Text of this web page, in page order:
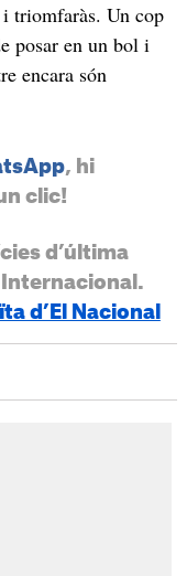
i triomfaràs. Un cop
posar en un bol i
encara són
, hi
clic!
d’última
Internacional.
d’El Nacional